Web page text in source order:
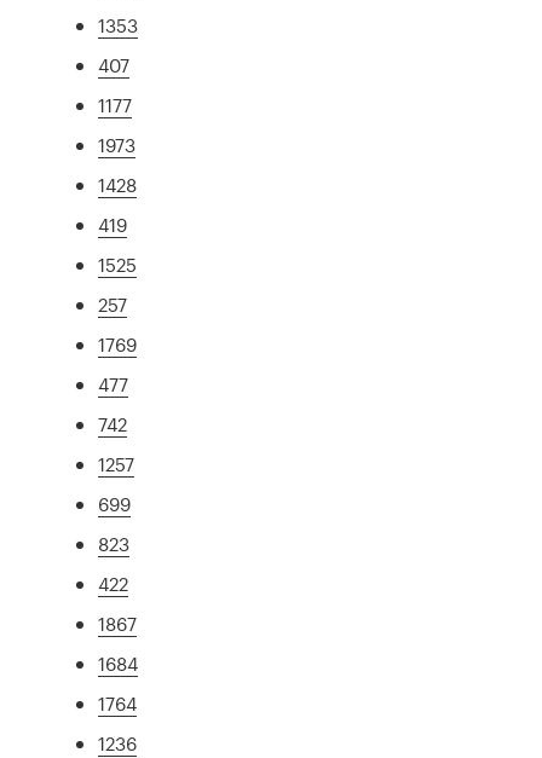
1353
407
1177
1973
1428
419
1525
257
1769
477
742
1257
699
823
422
1867
1684
1764
1236